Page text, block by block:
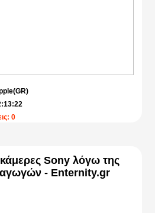
0
Sony λόγω της
- Enternity.gr